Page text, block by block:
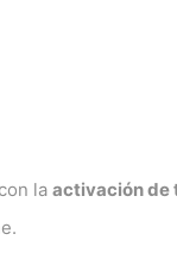
la activación de